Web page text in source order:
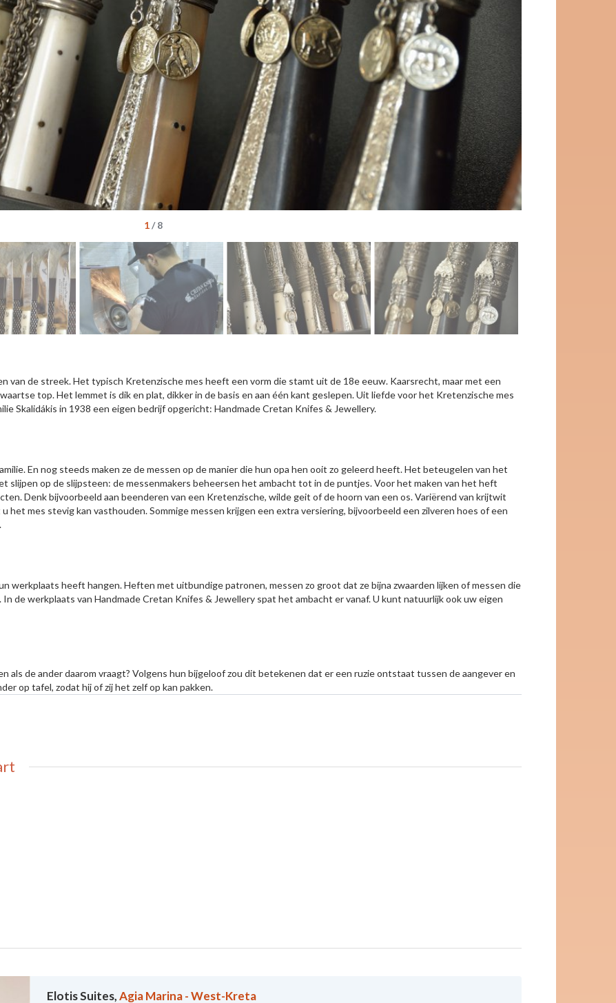
1/8
van de streek. Het typisch Kretenzische mes heeft een vorm die stamt uit de 18e eeuw. Kaarsrecht, maar met een
top. Het lemmet is dik en plat, dikker in de basis en aan één kant geslepen. Uit liefde voor het Kretenzische mes
Skalidákis in 1938 een eigen bedrijf opgericht: Handmade Cretan Knifes & Jewellery.
En nog steeds maken ze de messen op de manier die hun opa hen ooit zo geleerd heeft. Het beteugelen van het
slijpen op de slijpsteen: de messenmakers beheersen het ambacht tot in de puntjes. Voor het maken van het heft
Denk bijvoorbeeld aan beenderen van een Kretenzische, wilde geit of de hoorn van een os. Variërend van krijtwit
u het mes stevig kan vasthouden. Sommige messen krijgen een extra versiering, bijvoorbeeld een zilveren hoes of een
werkplaats heeft hangen. Heften met uitbundige patronen, messen zo groot dat ze bijna zwaarden lijken of messen die
de werkplaats van Handmade Cretan Knifes & Jewellery spat het ambacht er vanaf. U kunt natuurlijk ook uw eigen
als de ander daarom vraagt? Volgens hun bijgeloof zou dit betekenen dat er een ruzie ontstaat tussen de aangever en
op tafel, zodat hij of zij het zelf op kan pakken.
Elotis Suites,Agia Marina - West-Kreta